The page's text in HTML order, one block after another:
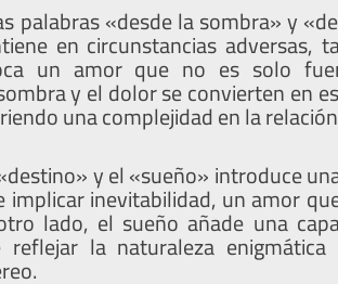
palabras «desde la sombra» y
en circunstancias adversas,
un amor que no es solo
y el dolor se convierten en
una complejidad en la
y el «sueño» introduce
implicar inevitabilidad, un amor
lado, el sueño añade una
reflejar la naturaleza